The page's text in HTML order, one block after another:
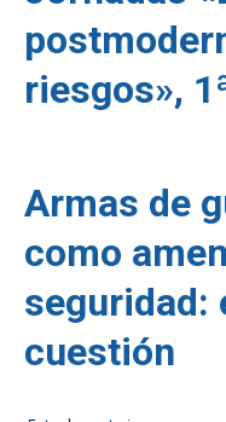
riesgos»,
Armas de
como
seguridad:
cuestión